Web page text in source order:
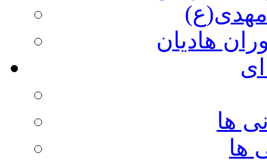
هادیان
ها
ها